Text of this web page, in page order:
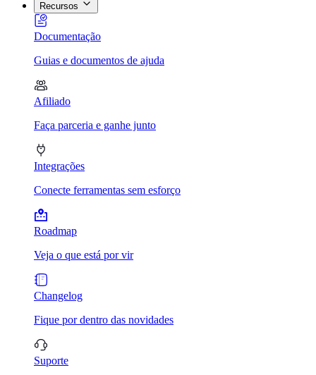
Recursos
Documentação
Guias e documentos de ajuda
Afiliado
Faça parceria e ganhe junto
Integrações
Conecte ferramentas sem esforço
Roadmap
Veja o que está por vir
Changelog
Fique por dentro das novidades
Suporte